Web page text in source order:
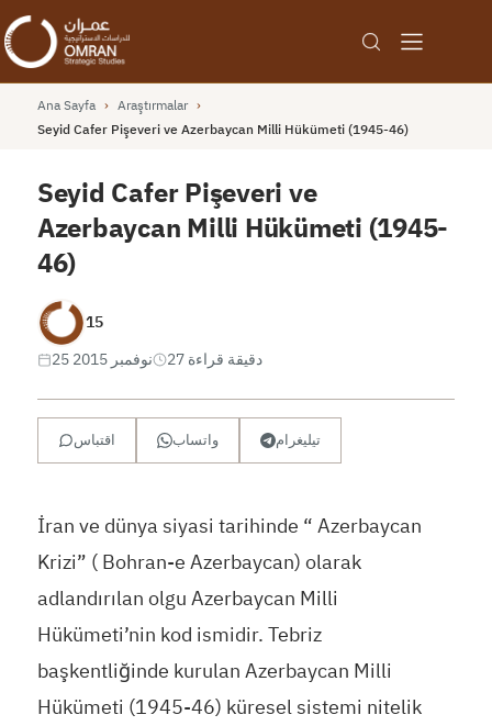
Ana Sayfa › Araştırmalar ›
Seyid Cafer Pişeveri ve Azerbaycan Milli Hükümeti (1945-46)
Seyid Cafer Pişeveri ve
Azerbaycan Milli Hükümeti (1945-
46)
15
25 نوفمبر 2015
27 دقيقة قراءة
اقتباس واتساب تيليغرام
İran ve dünya siyasi tarihinde “ Azerbaycan
Krizi” ( Bohran-e Azerbaycan) olarak
adlandırılan olgu Azerbaycan Milli
Hükümeti’nin kod ismidir. Tebriz
başkentliğinde kurulan Azerbaycan Milli
Hükümeti (1945-46) küresel sistemi nitelik